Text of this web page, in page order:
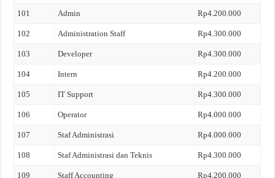
101 Admin Rp4.200.000
102 Administration Staff Rp4.300.000
103 Developer Rp4.300.000
104 Intern Rp4.200.000
105 IT Support Rp4.300.000
106 Operator Rp4.000.000
107 Staf Administrasi Rp4.000.000
108 Staf Administrasi dan Teknis Rp4.300.000
109 Staff Accounting Rp4.200.000